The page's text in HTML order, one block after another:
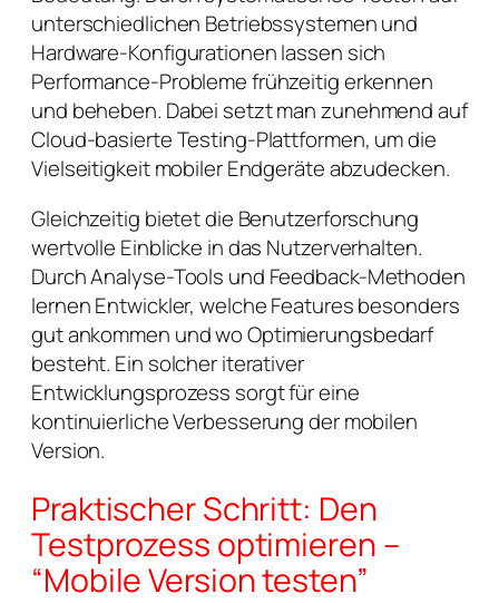
unterschiedlichen Betriebssystemen und
Hardware-Konfigurationen lassen sich
Performance-Probleme frühzeitig erkennen
und beheben. Dabei setzt man zunehmend auf
Cloud-basierte Testing-Plattformen, um die
Vielseitigkeit mobiler Endgeräte abzudecken.
Gleichzeitig bietet die Benutzerforschung
wertvolle Einblicke in das Nutzerverhalten.
Durch Analyse-Tools und Feedback-Methoden
lernen Entwickler, welche Features besonders
gut ankommen und wo Optimierungsbedarf
besteht. Ein solcher iterativer
Entwicklungsprozess sorgt für eine
kontinuierliche Verbesserung der mobilen
Version.
Praktischer Schritt: Den
Testprozess optimieren –
“Mobile Version testen”